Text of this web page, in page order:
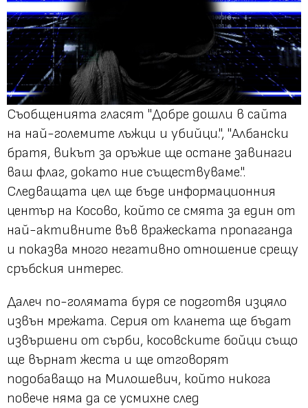
Съобщенията гласят "Добре дошли в сайта
на най-големите лъжци и убийци.", "Албански
братя, викът за оръжие ще остане завинаги
ваш флаг, докато ние съществуваме.".
Следващата цел ще бъде информационния
център на Косово, който се смята за един от
най-активните във вражеската пропаганда
и показва много негативно отношение срещу
сръбския интерес.
Далеч по-голямата буря се подготвя изцяло
извън мрежата. Серия от кланета ще бъдат
извършени от сърби, косовските бойци също
ще върнат жеста и ще отговорят
подобаващо на Милошевич, който никога
повече няма да се усмихне след